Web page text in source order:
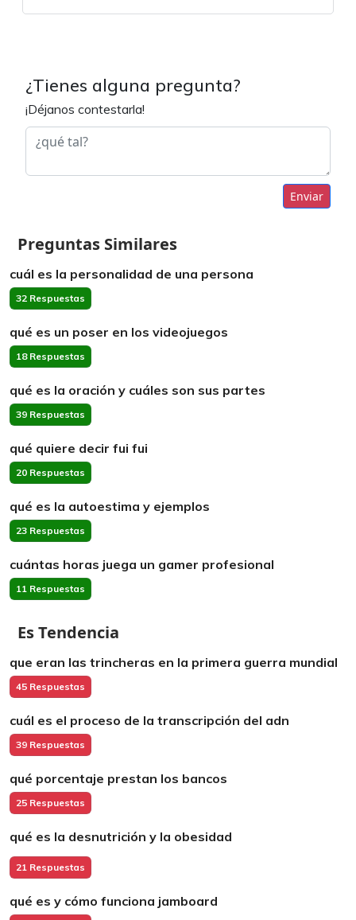
¿Tienes alguna pregunta?
¡Déjanos contestarla!
Enviar
Preguntas Similares
cuál es la personalidad de una persona
32 Respuestas
qué es un poser en los videojuegos
18 Respuestas
qué es la oración y cuáles son sus partes
39 Respuestas
qué quiere decir fui fui
20 Respuestas
qué es la autoestima y ejemplos
23 Respuestas
cuántas horas juega un gamer profesional
11 Respuestas
Es Tendencia
que eran las trincheras en la primera guerra mundial
45 Respuestas
cuál es el proceso de la transcripción del adn
39 Respuestas
qué porcentaje prestan los bancos
25 Respuestas
qué es la desnutrición y la obesidad
21 Respuestas
qué es y cómo funciona jamboard